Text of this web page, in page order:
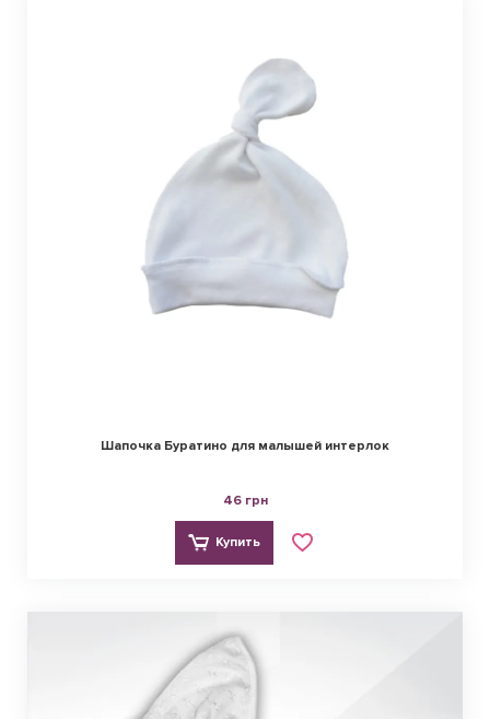
Шапочка Буратино для малышей интерлок
46 грн
Купить